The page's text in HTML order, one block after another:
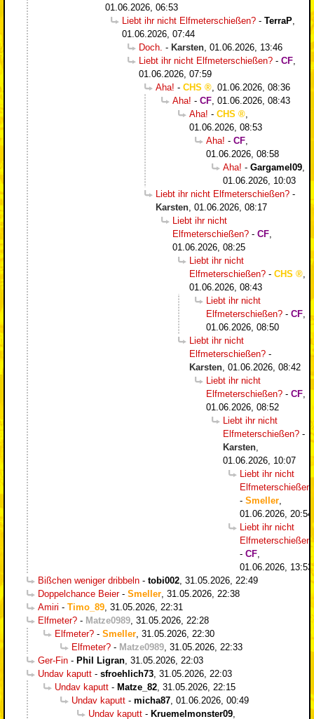
01.06.2026, 06:53
Liebt ihr nicht Elfmeterschießen? - TerraP
01.06.2026, 07:44
Doch. - Karsten 01.06.2026, 13:46
Liebt ihr nicht Elfmeterschießen? - CF
01.06.2026, 07:59
Aha! - CHS
01.06.2026, 08:36
Aha! - CF 01.06.2026, 08:43
Aha! - CHS
01.06.2026, 08:53
Aha! - CF
01.06.2026, 08:58
Aha! - Gargamel09
01.06.2026, 10:03
Liebt ihr nicht Elfmeterschießen? -
Karsten 01.06.2026, 08:17
Liebt ihr nicht
Elfmeterschießen? - CF
01.06.2026, 08:25
Liebt ihr nicht
Elfmeterschießen? - CHS
01.06.2026, 08:43
Liebt ihr nicht
Elfmeterschießen? - CF
01.06.2026, 08:50
Liebt ihr nicht
Elfmeterschießen? -
Karsten 01.06.2026, 08:42
Liebt ihr nicht
Elfmeterschießen? - CF
01.06.2026, 08:52
Liebt ihr nicht
Elfmeterschießen? -
Karsten
01.06.2026, 10:07
Liebt ihr nicht
- Smeller
01.06.2026, 20:54
Liebt ihr nicht
- CF
01.06.2026, 13:53
Bißchen weniger dribbeln - tobi002 31.05.2026, 22:49
Doppelchance Beier- Smeller 31.05.2026, 22:38
Amiri - Timo_89 31.05.2026, 22:31
Elfmeter? - Matze0989 31.05.2026, 22:28
Elfmeter? - Smeller 31.05.2026, 22:30
Elfmeter? - Matze0989 31.05.2026, 22:33
Ger-Fin - Phil Ligran 31.05.2026, 22:03
Undav kaputt - sfroehlich73 31.05.2026, 22:03
Undav kaputt - Matze_82 31.05.2026, 22:15
Undav kaputt - micha87 01.06.2026, 00:49
Undav kaputt - Kruemelmonster09